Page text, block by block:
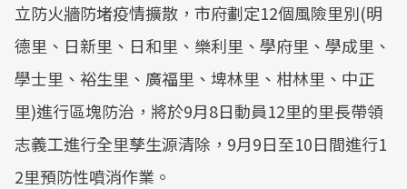
立防火牆防堵疫情擴散，市府劃定12個風險里別(明
德里、日新里、日和里、樂利里、學府里、學成里、
學士里、裕生里、廣福里、埤林里、柑林里、中正
里)進行區塊防治，將於9月8日動員12里的里長帶領
志義工進行全里孳生源清除，9月9日至10日間進行1
2里預防性噴消作業。